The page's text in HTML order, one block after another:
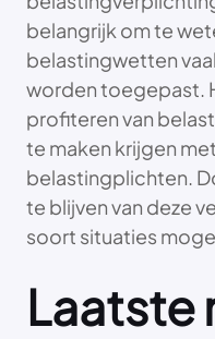
belangrijk om te
belastingwetten
worden toegepast.
profiteren van
te maken krijgen
belastingplichten.
te blijven van deze
soort situaties
Laatste